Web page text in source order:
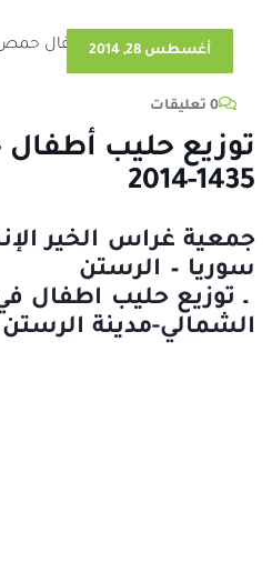
أغسطس 28, 2014
0 تعليقات
توزيع حليب
1435-2014
جمعية غراس الخير
سوريا – الرستن
ـ توزيع حليب اطفال
الشمالي-مدينة الرستن